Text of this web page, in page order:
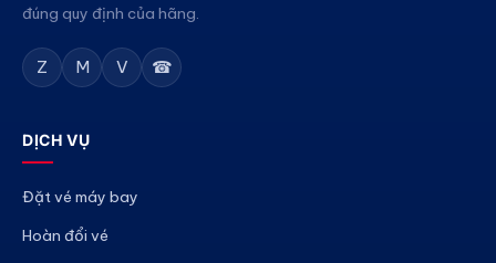
đúng quy định của hãng.
Z M V ☎
DỊCH VỤ
Đặt vé máy bay
Hoàn đổi vé